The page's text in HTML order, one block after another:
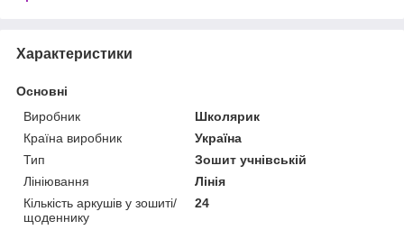
Характеристики
Основні
Виробник
Школярик
Країна виробник
Україна
Тип
Зошит учнівській
Лініювання
Лінія
Кількість аркушів у зошиті/
щоденнику
24